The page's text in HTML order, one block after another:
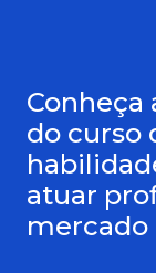
Conheça
do curso
atuar
mercado